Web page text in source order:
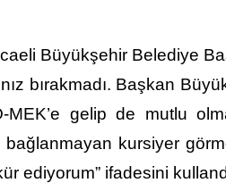
Büyükşehir Belediye
bırakmadı. Başkan
MEK’e gelip de mutlu
kursiyer
ediyorum” ifadesini